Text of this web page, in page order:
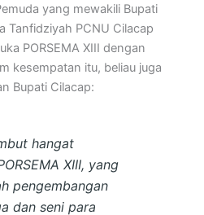
yang mewakili Bupati
Tanfidziyah PCNU Cilacap
PORSEMA XIII dengan
kesempatan itu, beliau juga
Bupati Cilacap:
hangat
XIII, yang
pengembangan
dan seni para